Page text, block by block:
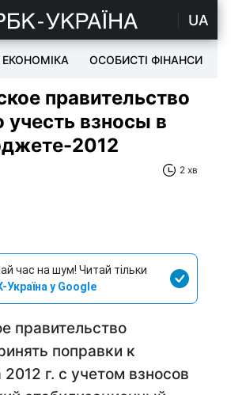
UA
ЕКОНОМІКА ОСОБИСТІ ФІНАНСИ
правительство
учесть взносы в
2012
2 хв
час на шум! Читай тільки
Україна у Google
правительство
поправки к
г. с учетом взносов